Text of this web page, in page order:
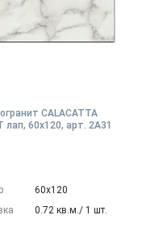
CALACATTA
лап, 60x120, арт. 2A31
60х120
0.72 кв.м./ 1 шт.